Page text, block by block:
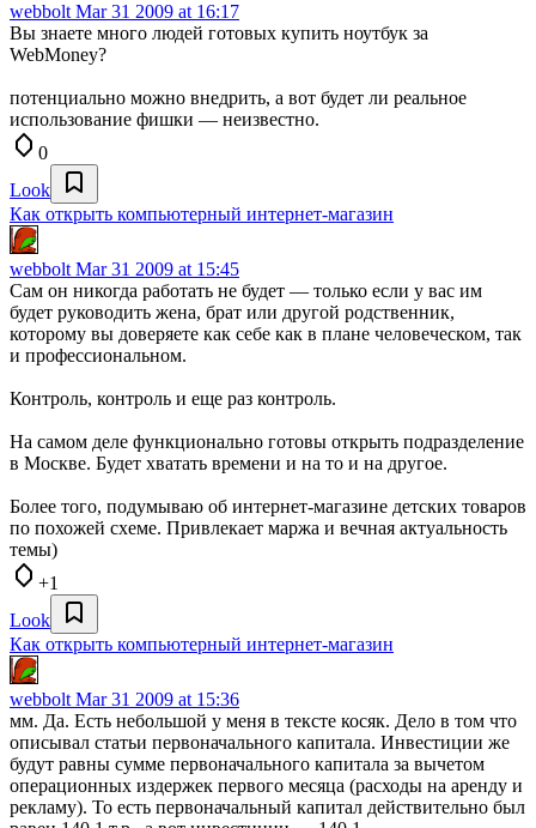
webbolt Mar 31 2009 at 16:17
Вы знаете много людей готовых купить ноутбук за
WebMoney?
потенциально можно внедрить, а вот будет ли реальное
использование фишки — неизвестно.
0
Look
Как открыть компьютерный интернет-магазин
webbolt Mar 31 2009 at 15:45
Сам он никогда работать не будет — только если у вас им
будет руководить жена, брат или другой родственник,
которому вы доверяете как себе как в плане человеческом, так
и профессиональном.
Контроль, контроль и еще раз контроль.
На самом деле функционально готовы открыть подразделение
в Москве. Будет хватать времени и на то и на другое.
Более того, подумываю об интернет-магазине детских товаров
по похожей схеме. Привлекает маржа и вечная актуальность
темы)
+1
Look
Как открыть компьютерный интернет-магазин
webbolt Mar 31 2009 at 15:36
мм. Да. Есть небольшой у меня в тексте косяк. Дело в том что
описывал статьи первоначального капитала. Инвестиции же
будут равны сумме первоначального капитала за вычетом
операционных издержек первого месяца (расходы на аренду и
рекламу). То есть первоначальный капитал действительно был